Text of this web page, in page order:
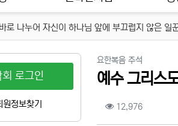
로 나누어 자신이 하나님 앞에 부끄럽지 않은
요한복음 주석
예수 그리스
컨텐츠 정보
12,976조회
로그인
원정보찾기